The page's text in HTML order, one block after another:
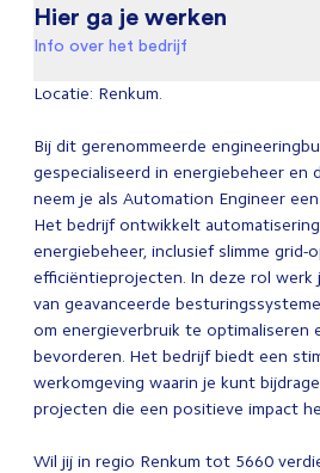
Hier ga je werken
Info over het bedrijf
Locatie: Renkum.
Bij dit gerenommeerde
gespecialiseerd in energiebeheer en
neem je als Automation Engineer
Het bedrijf ontwikkelt
energiebeheer, inclusief slimme grid-
efficiëntieprojecten. In deze rol werk
van geavanceerde
om energieverbruik te optimaliseren
bevorderen. Het bedrijf biedt een
werkomgeving waarin je kunt
projecten die een positieve impact
Wil jij in regio Renkum tot 5660